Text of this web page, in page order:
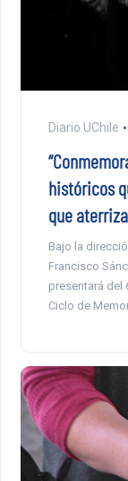
Diario UChile
históricos
que
Bajo la
Francisco
presentará del
Ciclo de